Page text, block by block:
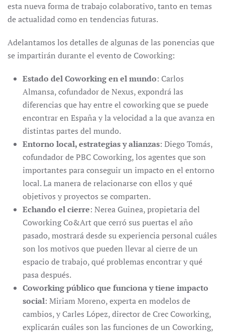
esta nueva forma de trabajo colaborativo, tanto en temas
de actualidad como en tendencias futuras.
Adelantamos los detalles de algunas de las ponencias que
se impartirán durante el evento de Coworking:
Estado del Coworking en el mundo: Carlos
Almansa, cofundador de Nexus, expondrá las
diferencias que hay entre el coworking que se puede
encontrar en España y la velocidad a la que avanza en
distintas partes del mundo.
Entorno local, estrategias y alianzas: Diego Tomás,
cofundador de PBC Coworking, los agentes que son
importantes para conseguir un impacto en el entorno
local. La manera de relacionarse con ellos y qué
objetivos y proyectos se comparten.
Echando el cierre: Nerea Guinea, propietaria del
Coworking Co&Art que cerró sus puertas el año
pasado, mostrará desde su experiencia personal cuáles
son los motivos que pueden llevar al cierre de un
espacio de trabajo, qué problemas encontrar y qué
pasa después.
Coworking público que funciona y tiene impacto
social: Miriam Moreno, experta en modelos de
cambios, y Carles López, director de Crec Coworking,
explicarán cuáles son las funciones de un Coworking,